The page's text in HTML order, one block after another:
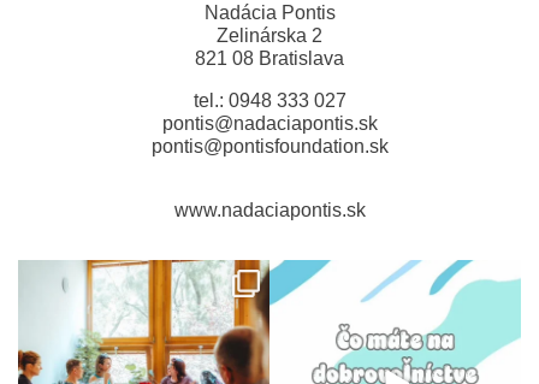
Nadácia Pontis
Zelinárska 2
821 08 Bratislava
tel.: 0948 333 027
pontis@nadaciapontis.sk
pontis@pontisfoundation.sk
www.nadaciapontis.sk